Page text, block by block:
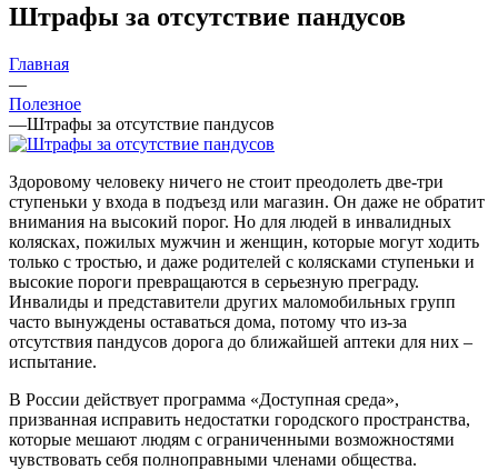
Штрафы за отсутствие пандусов
Главная
—
Полезное
—Штрафы за отсутствие пандусов
Здоровому человеку ничего не стоит преодолеть две-три
ступеньки у входа в подъезд или магазин. Он даже не обратит
внимания на высокий порог. Но для людей в инвалидных
колясках, пожилых мужчин и женщин, которые могут ходить
только с тростью, и даже родителей с колясками ступеньки и
высокие пороги превращаются в серьезную преграду.
Инвалиды и представители других маломобильных групп
часто вынуждены оставаться дома, потому что из-за
отсутствия пандусов дорога до ближайшей аптеки для них –
испытание.
В России действует программа «Доступная среда»,
призванная исправить недостатки городского пространства,
которые мешают людям с ограниченными возможностями
чувствовать себя полноправными членами общества.